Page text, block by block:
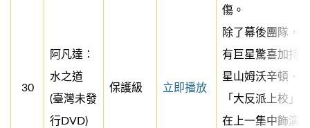
30
阿凡達：
水之道
(臺灣未發
行DVD)
保護級 立即播放
傷。
除了幕後團隊，
有巨星驚喜加持
星山姆沃辛頓、
「大反派上校」
在上一集中飾演